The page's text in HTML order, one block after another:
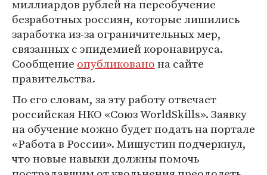
миллиардов рублей на переобучение
безработных россиян, которые лишились
заработка из-за ограничительных мер,
связанных с эпидемией коронавируса.
Сообщение опубликованона сайте
правительства.
По его словам, за эту работу отвечает
российская НКО «Союз WorldSkills». Заявку
на обучение можно будет подать на портале
«Работа в России». Мишустин подчеркнул,
что новые навыки должны помочь